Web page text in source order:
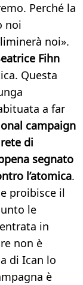
Perché la
noi
noi».
Fihn
Questa
a far
campaign
di
segnato
l’atomica.
proibisce il
le
in
non è
di Ican lo
è